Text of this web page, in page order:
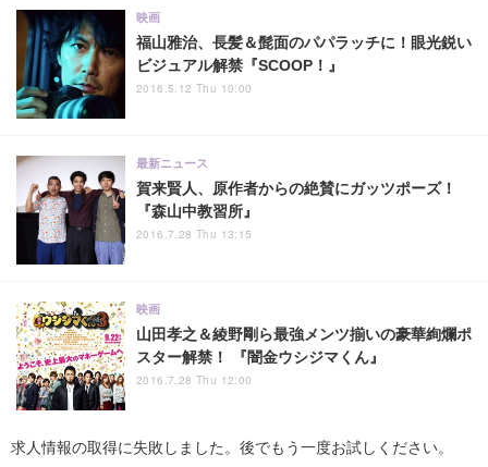
福山雅治、長髪＆髭面のパパラッチに！眼光鋭い
ビジュアル解禁『SCOOP！』
映画
2016.5.12 Thu 10:00
賀来賢人、原作者からの絶賛にガッツポーズ！
『森山中教習所』
最新ニュース
2016.7.28 Thu 13:15
山田孝之＆綾野剛ら最強メンツ揃いの豪華絢爛ポ
スター解禁！ 『闇金ウシジマくん』
映画
2016.7.28 Thu 12:00
求人情報の取得に失敗しました。後でもう一度お試しください。